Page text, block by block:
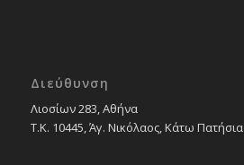
Διεύθυνση
Λιοσίων 283, Αθήνα
Τ.Κ. 10445, Άγ. Νικόλαος, Κάτω Πατήσια